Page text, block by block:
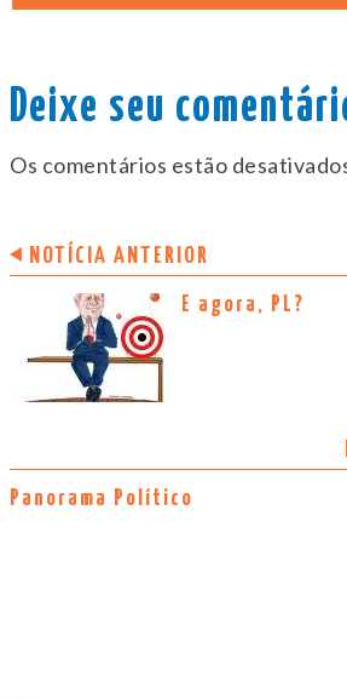
Deixe seu
Os comentários estão
NOTÍCIA ANTERIOR
E agora, PL?
Panorama Político